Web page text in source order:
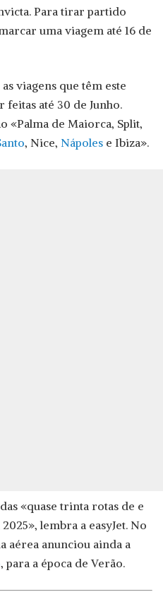
Para tirar partido
uma viagem até 16 de
viagens que têm este
feitas até 30 de Junho.
«Palma de Maiorca, Split,
, Nice, Nápoles e Ibiza».
«quase trinta rotas de e
lembra a easyJet. No
aérea anunciou ainda a
, para a época de Verão.